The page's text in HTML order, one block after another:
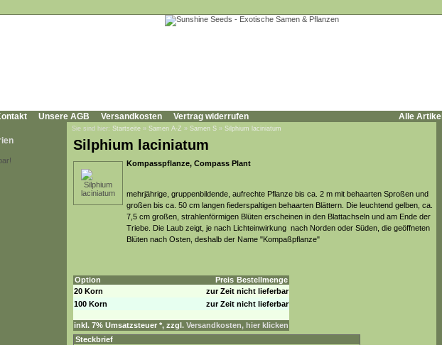
Unsere AGB Versandkosten Vertrag widerrufen Alle Artikel
Sie sind hier: Startseite » Samen A-Z » Samen S » Silphium laciniatum
Silphium laciniatum
Kompasspflanze, Compass Plant
mehrjährige, gruppenbildende, aufrechte Pflanze bis ca. 2 m mit behaarten Sproßen und
großen bis ca. 50 cm langen fiederspaltigen behaarten Blättern. Die leuchtend gelben, ca.
7,5 cm großen, strahlenförmigen Blüten erscheinen in den Blattachseln und am Ende der
Triebe. Die Laub zeigt, je nach Lichteinwirkung nach Norden oder Süden, die geöffneten
Blüten nach Osten, deshalb der Name "Kompaßpflanze"
Option Preis Bestellmenge
20 Korn
zur Zeit nicht lieferbar
100 Korn
zur Zeit nicht lieferbar
inkl. 7% Umsatzsteuer *, zzgl. Versandkosten, hier klicken
Steckbrief